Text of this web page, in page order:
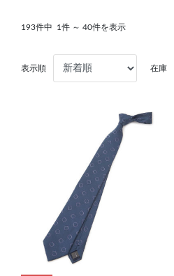
193件中 1件 ～ 40件を表示
表示順 在庫